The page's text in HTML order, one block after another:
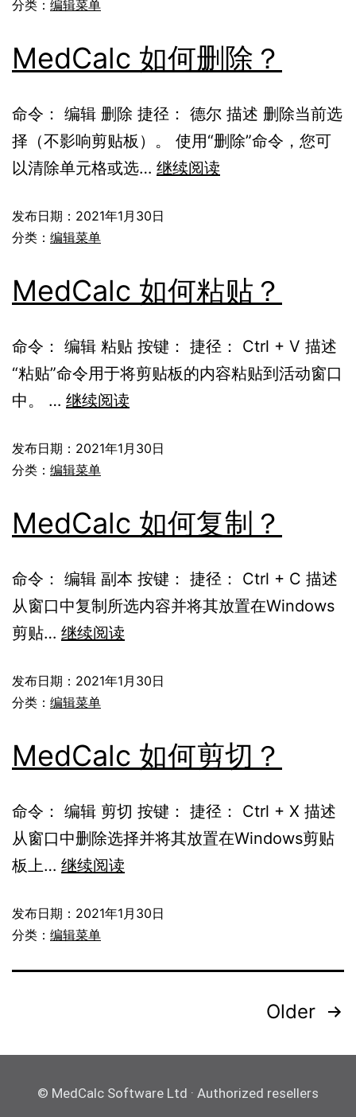
分类： 编辑菜单
MedCalc 如何删除？
命令： 编辑 删除 捷径： 德尔 描述 删除当前选
择（不影响剪贴板）。 使用“删除”命令，您可
以清除单元格或选… 继续阅读
发布日期： 2021年1月30日
分类： 编辑菜单
MedCalc 如何粘贴？
命令： 编辑 粘贴 按键： 捷径： Ctrl + V 描述
“粘贴”命令用于将剪贴板的内容粘贴到活动窗口
中。 … 继续阅读
发布日期： 2021年1月30日
分类： 编辑菜单
MedCalc 如何复制？
命令： 编辑 副本 按键： 捷径： Ctrl + C 描述
从窗口中复制所选内容并将其放置在Windows
剪贴… 继续阅读
发布日期： 2021年1月30日
分类： 编辑菜单
MedCalc 如何剪切？
命令： 编辑 剪切 按键： 捷径： Ctrl + X 描述
从窗口中删除选择并将其放置在Windows剪贴
板上… 继续阅读
发布日期： 2021年1月30日
分类： 编辑菜单
Older
© MedCalc Software Ltd · Authorized resellers